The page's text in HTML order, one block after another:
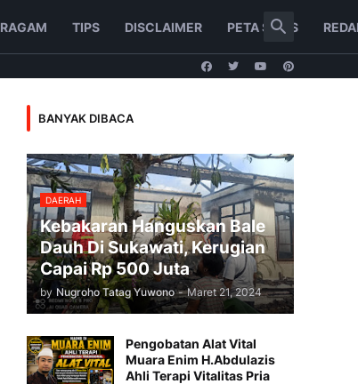
RAGAM TIPS DISCLAIMER PETA SITUS
BANYAK DIBACA
DAERAH
Kebakaran Hanguskan Bale
Dauh Di Sukawati, Kerugian
Capai Rp 500 Juta
by Nugroho Tatag Yuwono - Maret 21, 2024
Pengobatan Alat Vital
Muara Enim H.Abdulazis
Ahli Terapi Vitalitas Pria